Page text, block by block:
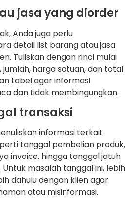
jasa yang diorder
Anda juga perlu
detail list barang atau jasa
Tuliskan dengan rinci mulai
jumlah, harga satuan, dan total
tabel agar informasi
dan tidak membingungkan.
transaksi
informasi terkait
tanggal pembelian produk,
invoice, hingga tanggal jatuh
masalah tanggal ini, lebih
dahulu dengan klien agar
atau misinformasi.